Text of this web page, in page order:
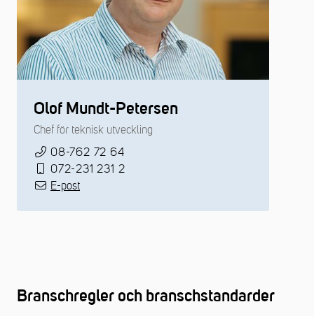
Olof Mundt-Petersen
Chef för teknisk utveckling
08-762 72 64
072-231 231 2
E-post
Branschregler och branschstandarder